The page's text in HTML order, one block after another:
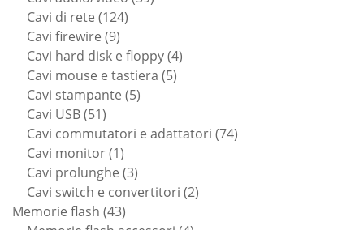
Cavi di rete 124124
Cavi firewire 99
prodotti
Cavi hard disk e floppy 44
Cavi mouse e tastiera 55
Cavi stampante 55
Cavi USB 5151
prodotti
Cavi commutatori e adattatori 7474
Cavi monitor 11
prodotto
Cavi prolunghe 33
prodotti
Cavi switch e convertitori 22
Memorie flash 4343